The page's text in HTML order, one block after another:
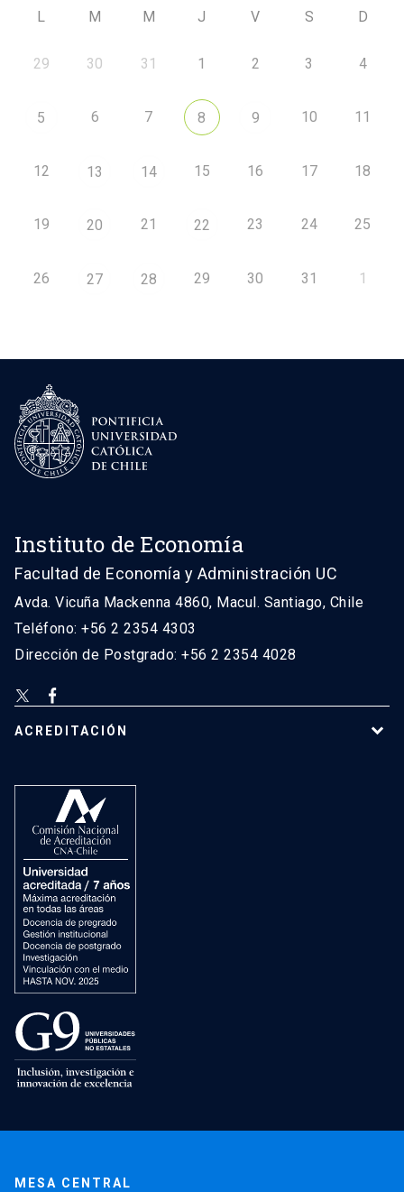
L M M J V S D
29 30 31 1 2 3 4
5 6 7 8 9 10 11
12 13 14 15 16 17 18
19 20 21 22 23 24 25
26 27 28 29 30 31 1
Instituto de Economía
Facultad de Economía y Administración UC
Avda. Vicuña Mackenna 4860, Macul. Santiago, Chile
Teléfono: +56 2 2354 4303
Dirección de Postgrado: +56 2 2354 4028
ACREDITACIÓN
MESA CENTRAL